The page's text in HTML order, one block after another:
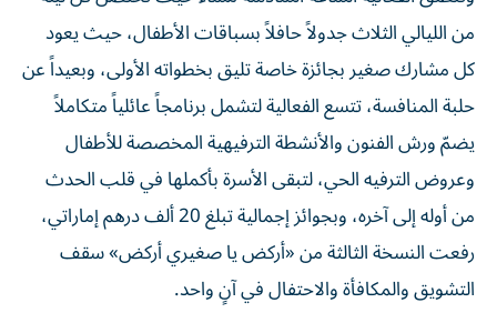
من الليالي الثلاث جدولاً حافلاً بسباقات الأطفال، حيث يعود
كل مشارك صغير بجائزة خاصة تليق بخطواته الأولى، وبعيداً عن
حلبة المنافسة، تتسع الفعالية لتشمل برنامجاً عائلياً متكاملاً
يضمّ ورش الفنون والأنشطة الترفيهية المخصصة للأطفال
وعروض الترفيه الحي، لتبقى الأسرة بأكملها في قلب الحدث
من أوله إلى آخره، وبجوائز إجمالية تبلغ 20 ألف درهم إماراتي،
رفعت النسخة الثالثة من «أركض يا صغيري أركض» سقف
التشويق والمكافأة والاحتفال في آنٍ واحد.